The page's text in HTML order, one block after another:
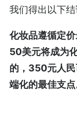
我们得出以下结
化妆品遵循定
50美元将成为
的，350元人
端化的最佳支点